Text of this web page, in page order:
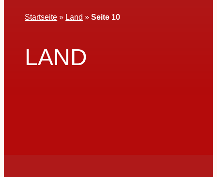
Startseite » Land »Seite 10
LAND